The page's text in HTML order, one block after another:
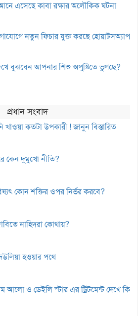
এসেছে কাবা রক্ষার অলৌকিক ঘটনা
নতুন ফিচার যুক্ত করছে হোয়াটসঅ্যাপ
বুঝবেন আপনার শিশু অপুষ্টিতে ভুগছে?
প্রধান সংবাদ
খাওয়া কতটা উপকারী ! জানুন বিস্তারিত
কেন দুমুখো নীতি?
কোন শক্তির ওপর নির্ভর করবে?
নাহিদরা কোথায়?
হওয়ার পথে
আলো ও ডেইলি স্টার এর ট্রিটমেন্ট দেখে কি